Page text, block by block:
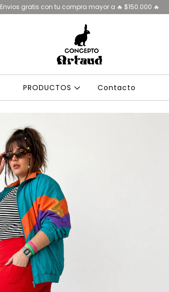
Envios gratis con tu compra mayor a 🔥 $150.000 🔥
PRODUCTOS Contacto